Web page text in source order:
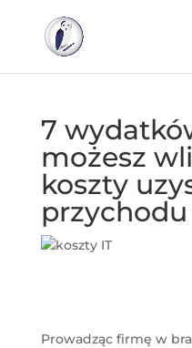
7
możesz
koszty
Prowadząc firmę w